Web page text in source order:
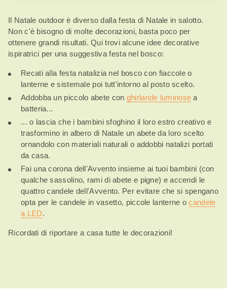
Il Natale outdoor è diverso dalla festa di Natale in salotto.
Non c'è bisogno di molte decorazioni, basta poco per
ottenere grandi risultati. Qui trovi alcune idee decorative
ispiratrici per una suggestiva festa nel bosco:
Recati alla festa natalizia nel bosco con fiaccole o
lanterne e sistemale poi tutt'intorno al posto scelto.
Addobba un piccolo abete con ghirlande luminose a
batteria...
... o lascia che i bambini sfoghino il loro estro creativo e
trasformino in albero di Natale un abete da loro scelto
ornandolo con materiali naturali o addobbi natalizi portati
da casa.
Fai una corona dell'Avvento insieme ai tuoi bambini (con
qualche sassolino, rami di abete e pigne) e accendi le
quattro candele dell'Avvento. Per evitare che si spengano
opta per le candele in vasetto, piccole lanterne ocandele
a LED.
Ricordati di riportare a casa tutte le decorazioni!